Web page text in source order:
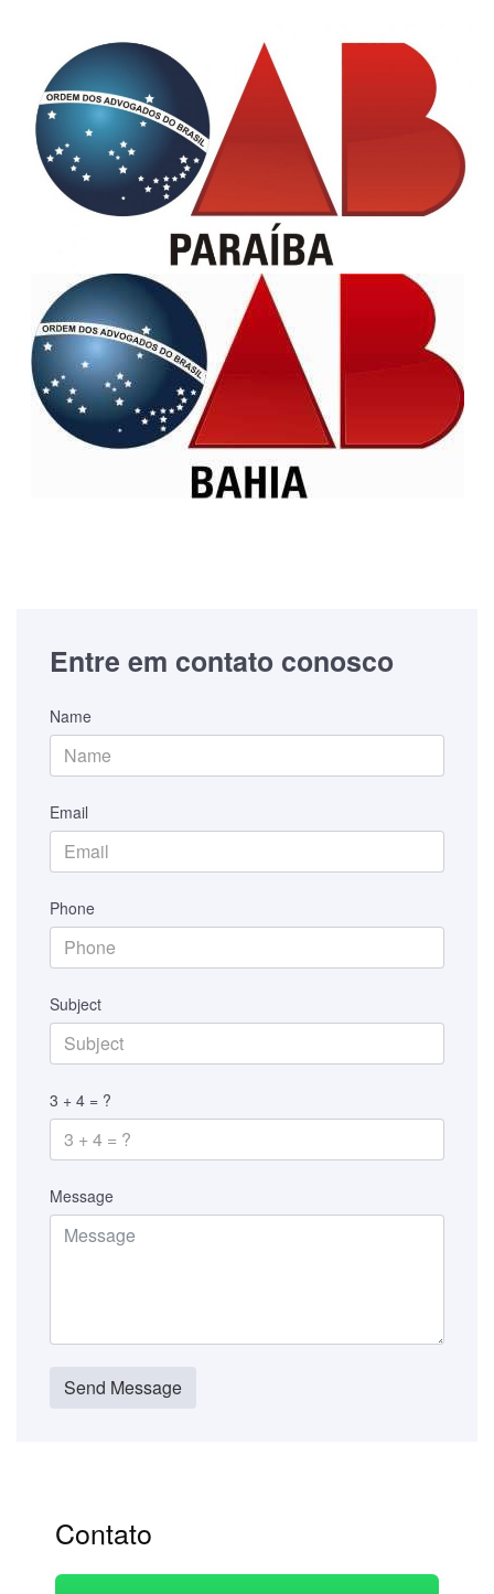
Entre em contato conosco
Name
Email
Phone
Subject
3 + 4 = ?
Message
Send Message
Contato